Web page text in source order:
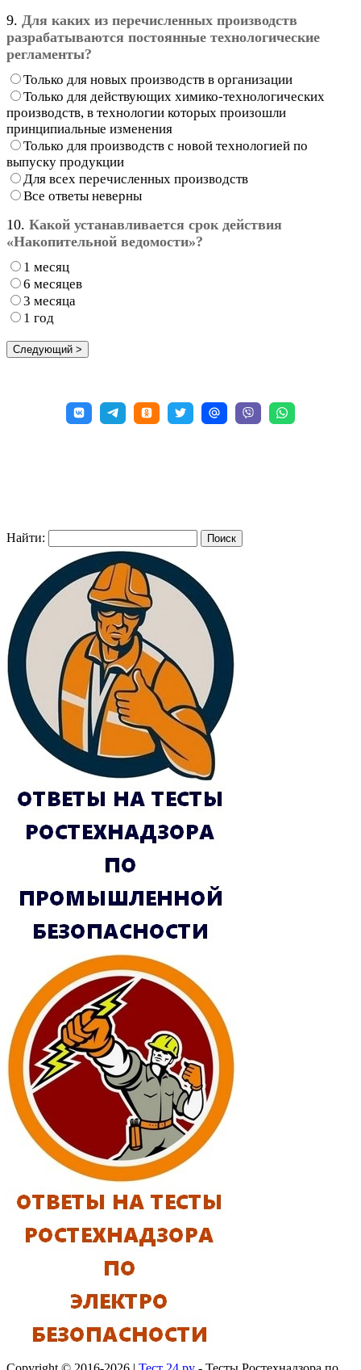
9. Для каких из перечисленных производств
разрабатываются постоянные технологические
регламенты?
Только для новых производств в организации
Только для действующих химико-технологических
производств, в технологии которых произошли
принципиальные изменения
Только для производств с новой технологией по
выпуску продукции
Для всех перечисленных производств
Все ответы неверны
10. Какой устанавливается срок действия
«Накопительной ведомости»?
1 месяц
6 месяцев
3 месяца
1 год
Найти: